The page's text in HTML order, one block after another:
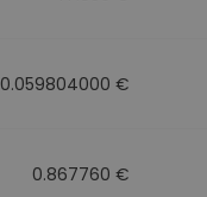
0.059804000 €
0.867760 €